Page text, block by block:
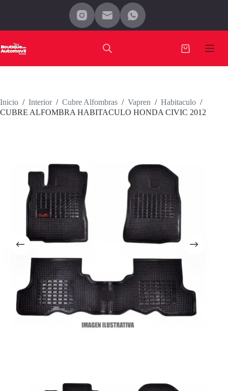
Carro
Inicio / Interior / Cubre Alfombras / Vapren / Habitaculo /
CUBRE ALFOMBRA HABITACULO HONDA CIVIC 2012